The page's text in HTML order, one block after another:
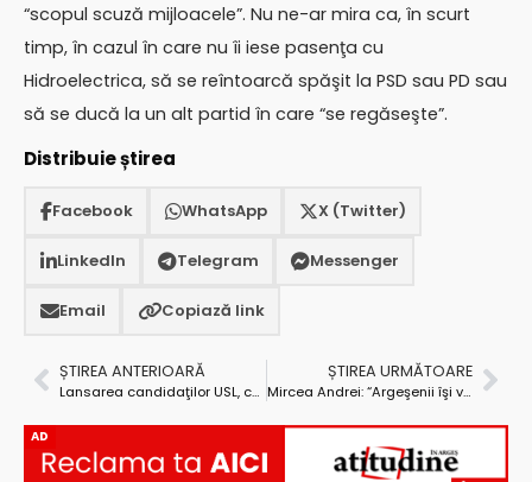
“scopul scuză mijloacele”. Nu ne-ar mira ca, în scurt
timp, în cazul în care nu îi iese pasenţa cu
Hidroelectrica, să se reîntoarcă spăşit la PSD sau PD sau
să se ducă la un alt partid în care “se regăseşte”.
Distribuie știrea
Facebook WhatsApp X (Twitter)
LinkedIn Telegram Messenger
Email Copiază link
ȘTIREA ANTERIOARĂ
Lansarea candidaţilor USL, cu confetti, baloane, îmbrânceli şi călcări pe picioare
ȘTIREA URMĂTOARE
Mircea Andrei: “Argeşenii îşi vor găsi echipa pe poziția trei a buletinului de vot!”
AD